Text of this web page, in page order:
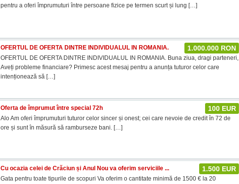
pentru a oferi împrumuturi între persoane fizice pe termen scurt și lung […]
1.000.000 RON
OFERTUL DE OFERTA DINTRE INDIVIDUALUL IN ROMANIA.
OFERTUL DE OFERTA DINTRE INDIVIDUALUL IN ROMANIA. Buna ziua, dragi parteneri,
Aveți probleme financiare? Primesc acest mesaj pentru a anunța tuturor celor care
intenționează să […]
100 EUR
Oferta de împrumut între special 72h
Alo Am oferi împrumuturi tuturor celor sincer și onest; cei care nevoie de credit în 72 de
ore și sunt în măsură să ramburseze bani. […]
1.500 EUR
Cu ocazia celei de Crăciun și Anul Nou va oferim serviciile ...
Gata pentru toate tipurile de scopuri Va oferim o cantitate minimă de 1500 € la 20